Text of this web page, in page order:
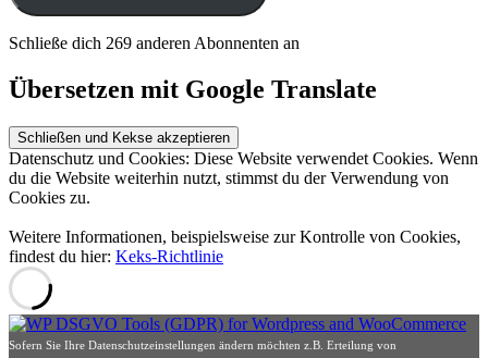
Schließe dich 269 anderen Abonnenten an
Übersetzen mit Google Translate
Datenschutz und Cookies: Diese Website verwendet Cookies. Wenn
du die Website weiterhin nutzt, stimmst du der Verwendung von
Cookies zu.
Weitere Informationen, beispielsweise zur Kontrolle von Cookies,
findest du hier: Keks-Richtlinie
Sofern Sie Ihre Datenschutzeinstellungen ändern möchten z.B. Erteilung von